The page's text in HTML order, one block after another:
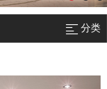
分类